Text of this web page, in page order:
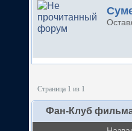
Страница 1 из 1
Фан-Клуб